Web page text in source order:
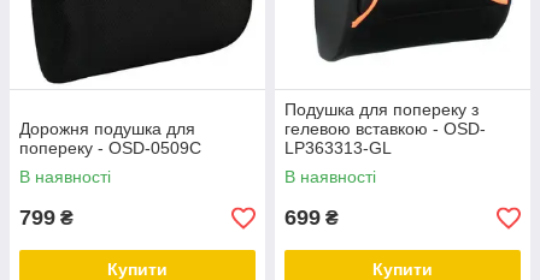
Дорожня подушка для
попереку - OSD-0509C
В наявності
799 ₴
Купити
Подушка для попереку з
гелевою вставкою - OSD-
LP363313-GL
В наявності
699 ₴
Купити